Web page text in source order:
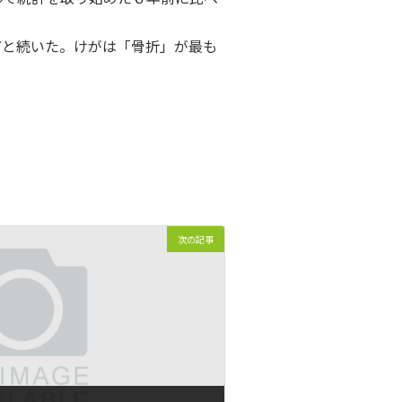
続いた。けがは「骨折」が最も
次の記事